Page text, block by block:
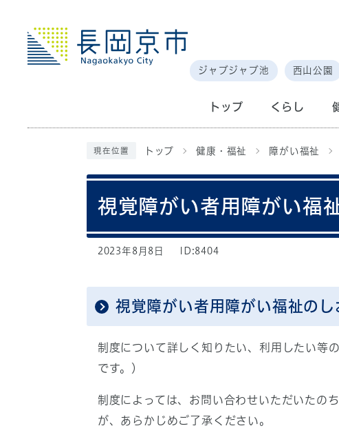
ジャブジャブ池 西山公園
トップ くらし
現在位置 トップ 健康・福祉 障がい福祉
視覚障がい者用障がい福
2023年8月8日 ID:8404
視覚障がい者用障がい福祉のし
制度について詳しく知りたい、利用したい
です。）
制度によっては、お問い合わせいただいたの
が、あらかじめご了承ください。